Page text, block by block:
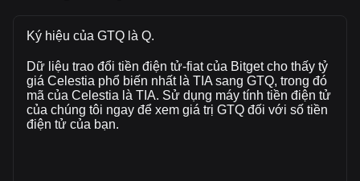
tổng vốn hoá thị trường của Q2,290,506,222.18 GTQ dựa
giao dịch của Celestia đã thay đổi -9.52% (Q-8,333,291.77
GTQ) trong 24 giờ qua. Trong ngày giao dịch cuối cùng,
khối lượng giao dịch của TIA là Q87,553,890.78.
Ký hiệu của GTQ là Q.
Dữ liệu trao đổi tiền điện tử-fiat của Bitget cho thấy tỷ
giá Celestia phổ biến nhất là TIA sang GTQ, trong đó
mã của Celestia là TIA. Sử dụng máy tính tiền điện tử
của chúng tôi ngay để xem giá trị GTQ đối với số tiền
điện tử của bạn.